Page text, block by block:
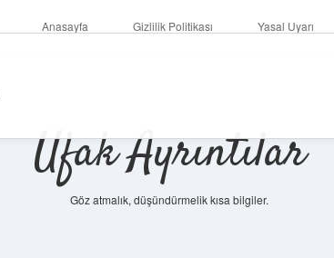
Anasayfa Gizlilik Politikası Yasal Uyarı
Ufak Ayrıntılar
Göz atmalık, düşündürmelik kısa bilgiler.